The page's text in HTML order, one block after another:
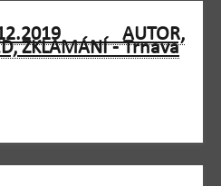
AUTOR,
ZKLAMÁNÍ - Trnava